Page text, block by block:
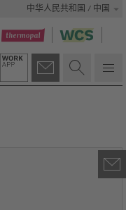
中华人民共和国 / 中国